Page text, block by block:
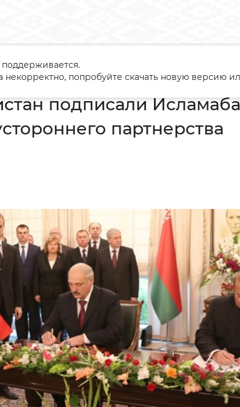
подписали Исламабадскую декларацию
подписали
партнерства
попробуйте скачать новую версию